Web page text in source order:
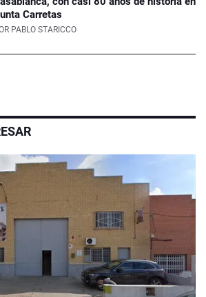
Carretas
PABLO STARICCO